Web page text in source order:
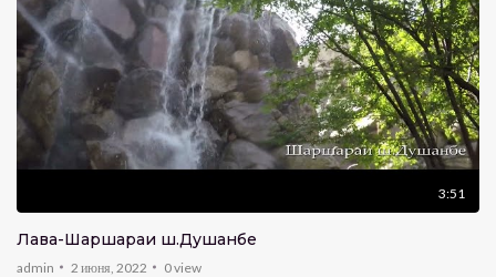
3:51
Лавҳа-Шаршараи ш.Душанбе
admin 2 июня, 2022 0view